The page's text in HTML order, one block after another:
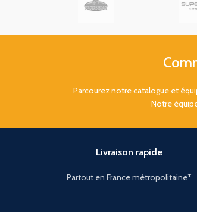
Parcourez notre catalogue et
Notre
Livraison rapide
Partout en France métropolitaine*